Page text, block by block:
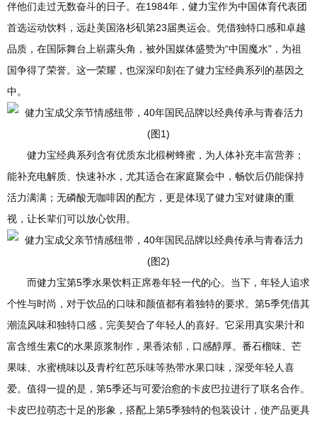
伴他们走过无数奋斗的日子。在1984年，健力宝作为中国体育代表团
首选运动饮料，远赴美国洛杉矶第23届奥运会。凭借独特口感和卓越
品质，在国际舞台上崭露头角，被外国媒体盛赞为“中国魔水”，为祖
国争得了荣誉。这一荣耀，也深深印刻在了健力宝经典系列的基因之
中。
健力宝经典系列含有优质东北椴树蜂蜜，为人体补充丰富营养；
能补充电解质、快速补水，尤其适合在家庭聚会中，畅饮后仍能保持
活力满满；无磷酸无咖啡因的配方，更是体现了健力宝对健康的重
视，让长辈们可以放心饮用。
而健力宝第5季水果饮料正席卷年轻一代的心。当下，年轻人追求
个性与时尚，对于饮品的口味和颜值都有着独特的要求。第5季凭借其
潮流风味和独特口感，完美契合了年轻人的喜好。它采用真实果汁和
富含维生素C的水果原浆制作，果香浓郁，口感醇厚。番石榴味、芒
果味、水蜜桃味以及青柠红芭乐味等热带水果口味，深受年轻人喜
爱。值得一提的是，第5季还与可爱治愈的卡皮巴拉进行了联名合作。
卡皮巴拉萌态十足的形象，搭配上第5季独特的包装设计，使产品更具